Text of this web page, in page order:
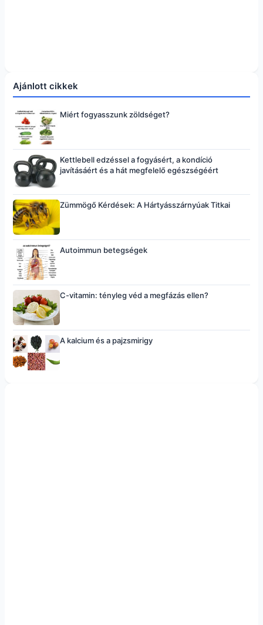
Ajánlott cikkek
Miért fogyasszunk zöldséget?
Kettlebell edzéssel a fogyásért, a kondíció
javításáért és a hát megfelelő egészségéért
Zümmögő Kérdések: A Hártyásszárnyúak Titkai
Autoimmun betegségek
C-vitamin: tényleg véd a megfázás ellen?
A kalcium és a pajzsmirigy